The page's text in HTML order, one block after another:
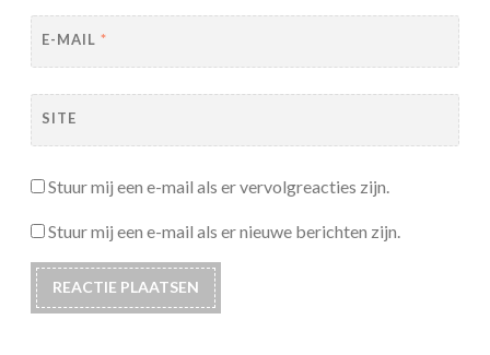
E-MAIL *
SITE
Stuur mij een e-mail als er vervolgreacties zijn.
Stuur mij een e-mail als er nieuwe berichten zijn.